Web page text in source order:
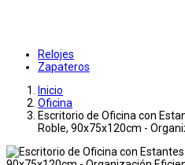
Relojes
Zapateros
Inicio
Oficina
Escritorio de Oficina con
Roble, 90x75x120cm -